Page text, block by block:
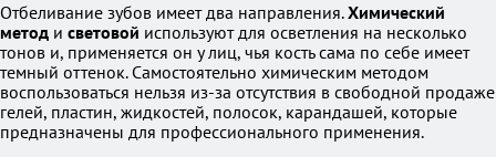
Отбеливание зубов имеет два направления.Химический
метод и световой используют для осветления на несколько
тонов и, применяется он у лиц, чья кость сама по себе имеет
темный оттенок. Самостоятельно химическим методом
воспользоваться нельзя из-за отсутствия в свободной продаже
гелей, пластин, жидкостей, полосок, карандашей, которые
предназначены для профессионального применения.